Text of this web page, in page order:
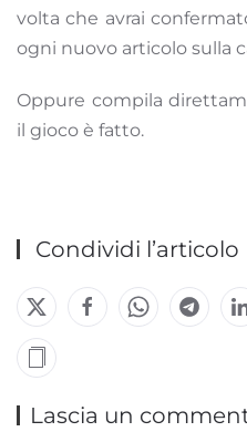
volta che avrai
ogni nuovo articolo sulla
Oppure compila
il gioco è fatto.
Condividi l’articolo
Lascia un